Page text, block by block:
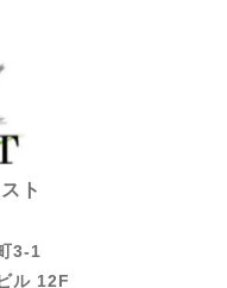
ト
3-1
ル 12F